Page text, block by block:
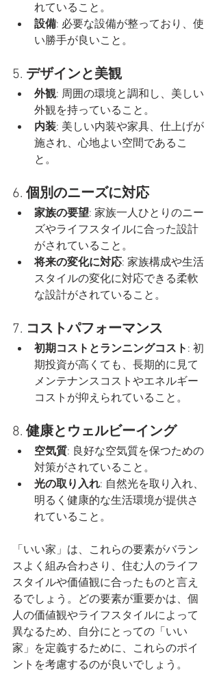
れていること。
設備: 必要な設備が整っており、使
い勝手が良いこと。
5. デザインと美観
外観: 周囲の環境と調和し、美しい
外観を持っていること。
内装: 美しい内装や家具、仕上げが
施され、心地よい空間であるこ
と。
6. 個別のニーズに対応
家族の要望: 家族一人ひとりのニー
ズやライフスタイルに合った設計
がされていること。
将来の変化に対応: 家族構成や生活
スタイルの変化に対応できる柔軟
な設計がされていること。
7. コストパフォーマンス
初期コストとランニングコスト : 初
期投資が高くても、長期的に見て
メンテナンスコストやエネルギー
コストが抑えられていること。
8. 健康とウェルビーイング
空気質: 良好な空気質を保つための
対策がされていること。
光の取り入れ: 自然光を取り入れ、
明るく健康的な生活環境が提供さ
れていること。
「いい家」は、これらの要素がバラン
スよく組み合わさり、住む人のライフ
スタイルや価値観に合ったものと言え
るでしょう。どの要素が重要かは、個
人の価値観やライフスタイルによって
異なるため、自分にとっての「いい
家」を定義するために、これらのポイ
ントを考慮するのが良いでしょう。